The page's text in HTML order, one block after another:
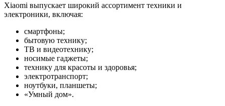
Xiaomi выпускает широкий ассортимент техники и
электроники, включая:
смартфоны;
бытовую технику;
ТВ и видеотехнику;
носимые гаджеты;
технику для красоты и здоровья;
электротранспорт;
ноутбуки, планшеты;
«Умный дом».